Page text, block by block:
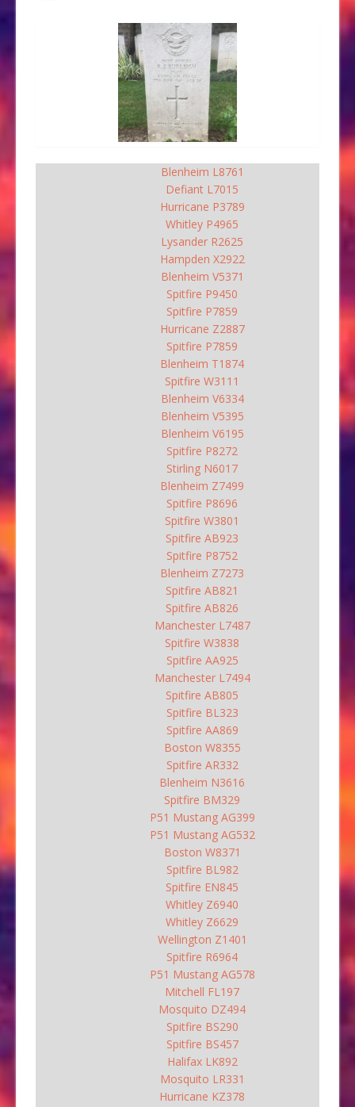
Blenheim L8761
Defiant L7015
Hurricane P3789
Whitley P4965
Lysander R2625
Hampden X2922
Blenheim V5371
Spitfire P9450
Spitfire P7859
Hurricane Z2887
Spitfire P7859
Blenheim T1874
Spitfire W3111
Blenheim V6334
Blenheim V5395
Blenheim V6195
Spitfire P8272
Stirling N6017
Blenheim Z7499
Spitfire P8696
Spitfire W3801
Spitfire AB923
Spitfire P8752
Blenheim Z7273
Spitfire AB821
Spitfire AB826
Manchester L7487
Spitfire W3838
Spitfire AA925
Manchester L7494
Spitfire AB805
Spitfire BL323
Spitfire AA869
Boston W8355
Spitfire AR332
Blenheim N3616
Spitfire BM329
P51 Mustang AG399
P51 Mustang AG532
Boston W8371
Spitfire BL982
Spitfire EN845
Whitley Z6940
Whitley Z6629
Wellington Z1401
Spitfire R6964
P51 Mustang AG578
Mitchell FL197
Mosquito DZ494
Spitfire BS290
Spitfire BS457
Halifax LK892
Mosquito LR331
Hurricane KZ378